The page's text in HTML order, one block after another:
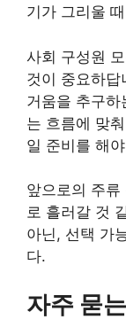
기가 그리울
사회 구성원
것이 중요하
거움을 추구
는 흐름에 맞
일 준비를 해
앞으로의 주
로 흘러갈 것
아닌, 선택 가
다.
자주 묻